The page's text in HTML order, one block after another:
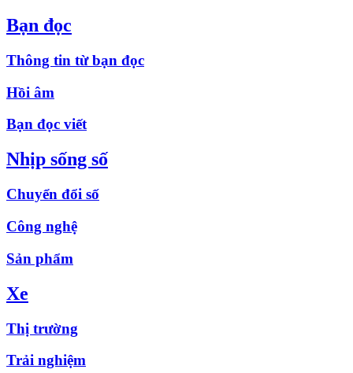
Bạn đọc
Thông tin từ bạn đọc
Hồi âm
Bạn đọc viết
Nhịp sống số
Chuyển đổi số
Công nghệ
Sản phẩm
Xe
Thị trường
Trải nghiệm